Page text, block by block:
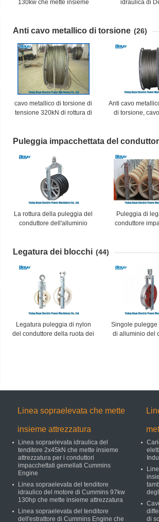
130kw che mette insieme
idraulica di
Anti cavo metallico di torsione (26)
cavo metallico di torsione di
tensione 320kN di rottura di
d'acciaio mettere insieme
Anti cavo
di torsione,
Puleggia impacchettata del
La rottura della puleggia del
conduttore dell'alluminio
nella linea di trasmissione
Puleggia di
conduttore
Legatura dei blocchi (44)
Legatura puleggia di nylon
del conduttore della ruota dei
Singole pulegge
di alluminio del
Linea sopraelevata che mette
insieme attrezzatura
Linea sopraelevata idraulica del
tenditore 2x45kN che mette insieme
attrezzatura per i conduttori
impacchettati gemellati Cummins
Engine
Linea sopraelevata del tenditore
idraulico del motore di Cummins 97kw
130hp che mette insieme attrezzatura
Linea sopraelevata del tenditore
dell'estrattore di Cummins Engine che
di